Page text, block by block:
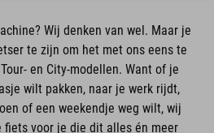
Wij denken van wel. Maar je
te zijn om het met ons eens te
en City-modellen. Want of je
wilt pakken, naar je werk rijdt,
of een weekendje weg wilt, wij
fiets voor je die dit alles én meer